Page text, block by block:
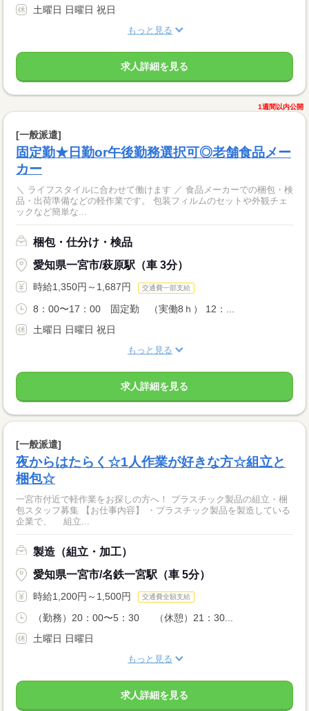
土曜日 日曜日 祝日
もっと見る
求人詳細を見る
1週間以内公開
[一般派遣]
固定勤★日勤or午後勤務選択可◎老舗食品メー
カー
＼ ライフスタイルに合わせて働けます ／ 食品メーカーでの梱包・検
品・出荷準備などの軽作業です。 包装フィルムのセットや外観チェ
ックなど簡単な...
梱包・仕分け・検品
愛知県一宮市/萩原駅（車 3分）
時給1,350円～1,687円 交通費一部支給
8：00〜17：00 固定勤 （実働8ｈ） 12：...
土曜日 日曜日 祝日
もっと見る
求人詳細を見る
[一般派遣]
夜からはたらく☆1人作業が好きな方☆組立と
梱包☆
一宮市付近で軽作業をお探しの方へ！ プラスチック製品の組立・梱
包スタッフ募集 【お仕事内容】 ・プラスチック製品を製造している
企業で、 組立...
製造（組立・加工）
愛知県一宮市/名鉄一宮駅（車 5分）
時給1,200円～1,500円 交通費全額支給
（勤務）20：00〜5：30 （休憩）21：30...
土曜日 日曜日
もっと見る
求人詳細を見る